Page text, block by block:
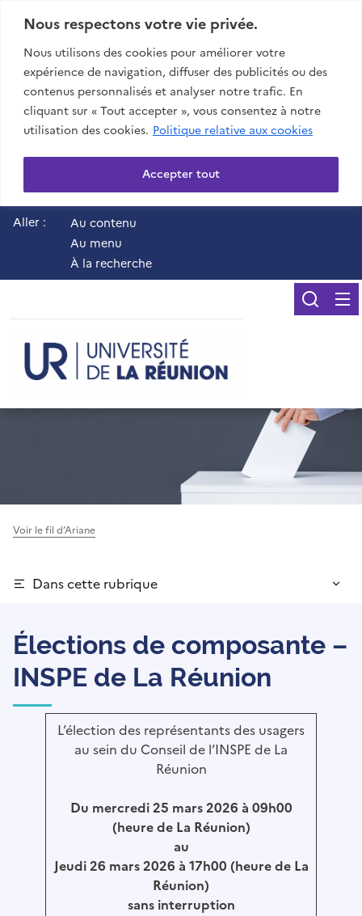
Nous respectons votre vie privée.
Nous utilisons des cookies pour améliorer votre
expérience de navigation, diffuser des publicités ou des
contenus personnalisés et analyser notre trafic. En
cliquant sur « Tout accepter », vous consentez à notre
utilisation des cookies. Politique relative aux cookies
Accepter tout
Aller :
Au contenu
Au menu
À la recherche
Voir le fil d’Ariane
Dans cette rubrique
Élections de composante –
INSPE de La Réunion
L’élection des représentants des usagers
au sein du Conseil de l’INSPE de La
Réunion
Du mercredi 25 mars 2026 à 09h00
(heure de La Réunion)
au
Jeudi 26 mars 2026 à 17h00 (heure de La
Réunion)
sans interruption